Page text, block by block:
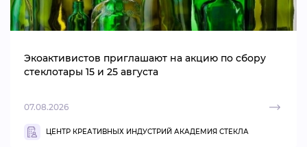
ВИДЕОКУРСЫ
ВОЙТИ
Экоактивистов приглашают на акцию по сбору
стеклотары 15 и 25 августа
07.08.2026
ЦЕНТР КРЕАТИВНЫХ ИНДУСТРИЙ АКАДЕМИЯ СТЕКЛА